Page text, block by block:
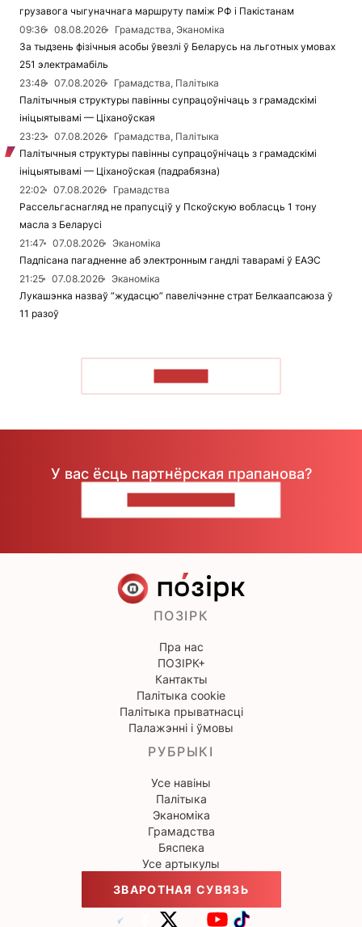
грузавога чыгуначнага маршруту паміж РФ і Пакістанам
09:36
08.08.2026
Грамадства, Эканоміка
За тыдзень фізічныя асобы ўвезлі ў Беларусь на льготных умовах
251 электрамабіль
23:48
07.08.2026
Грамадства, Палітыка
Палітычныя структуры павінны супрацоўнічаць з грамадскімі
ініцыятывамі — Ціханоўская
23:23
07.08.2026
Грамадства, Палітыка
Палітычныя структуры павінны супрацоўнічаць з грамадскімі
ініцыятывамі — Ціханоўская (падрабязна)
22:02
07.08.2026
Грамадства
Рассельгаснагляд не прапусціў у Пскоўскую вобласць 1 тону
масла з Беларусі
21:47
07.08.2026
Эканоміка
Падпісана пагадненне аб электронным гандлі таварамі ў ЕАЭС
21:25
07.08.2026
Эканоміка
Лукашэнка назваў “жудасцю” павелічэнне страт Белкаапсаюза ў
11 разоў
У вас ёсць партнёрская прапанова?
ПОЗІРК
Пра нас
ПОЗІРК+
Кантакты
Палітыка cookie
Палітыка прыватнасці
Палажэнні і ўмовы
РУБРЫКІ
Усе навіны
Палітыка
Эканоміка
Грамадства
Бяспека
Усе артыкулы
ЗВАРОТНАЯ СУВЯЗЬ